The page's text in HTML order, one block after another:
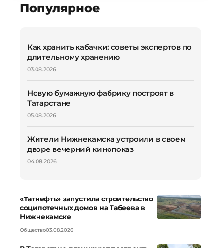
Популярное
Как хранить кабачки: советы экспертов по
длительному хранению
03.08.2026
Новую бумажную фабрику построят в
Татарстане
05.08.2026
Жители Нижнекамска устроили в своем
дворе вечерний кинопоказ
04.08.2026
«Татнефть» запустила строительство
соципотечных домов на Табеева в
Нижнекамске
Общество03.08.2026